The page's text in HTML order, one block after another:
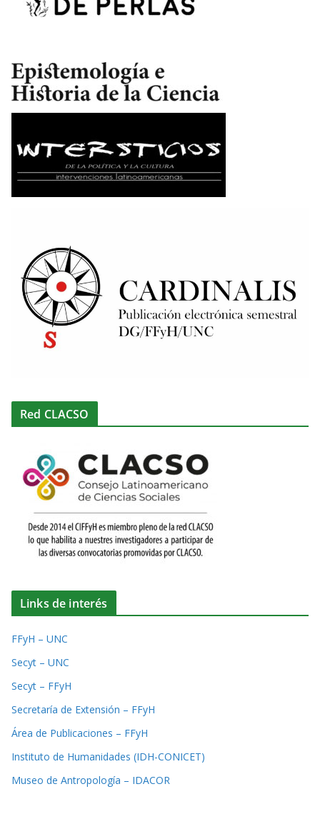
Red CLACSO
Links de interés
FFyH – UNC
Secyt – UNC
Secyt – FFyH
Secretaría de Extensión – FFyH
Área de Publicaciones – FFyH
Instituto de Humanidades (IDH-CONICET)
Museo de Antropología – IDACOR